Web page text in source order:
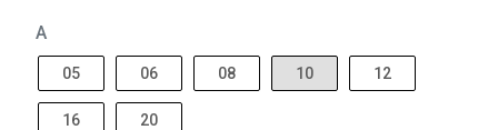
A
05 06 08 10 12
16 20